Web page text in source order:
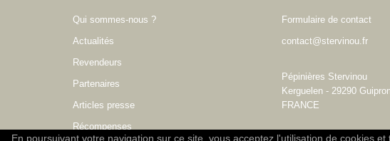
En poursuivant votre navigation sur ce site, vous acceptez l'utilisation de cookies
Qui sommes-nous ?
Actualités
Revendeurs
Partenaires
Articles presse
Récompenses
Formulaire de contact
contact@stervinou.fr
Pépinières Stervinou
Kerguelen - 29290
FRANCE